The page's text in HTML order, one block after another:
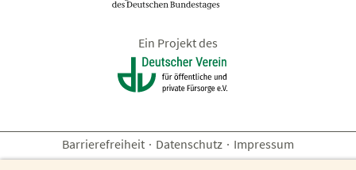
Ein Projekt des
Barrierefreiheit · Datenschutz · Impressum